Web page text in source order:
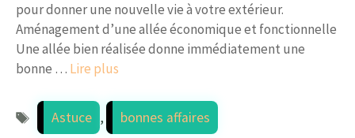
pour donner une nouvelle vie à votre extérieur.
Aménagement d’une allée économique et fonctionnelle
Une allée bien réalisée donne immédiatement une
bonne … Lire plus
Étiquettes
Astuce , bonnes affaires